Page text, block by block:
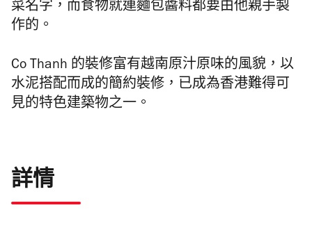
菜名字，而食物就連麵包醬料都要由他親手製
作的。
Co Thanh 的裝修富有越南原汁原味的風貌，以
水泥搭配而成的簡約裝修，已成為香港難得可
見的特色建築物之一。
詳情